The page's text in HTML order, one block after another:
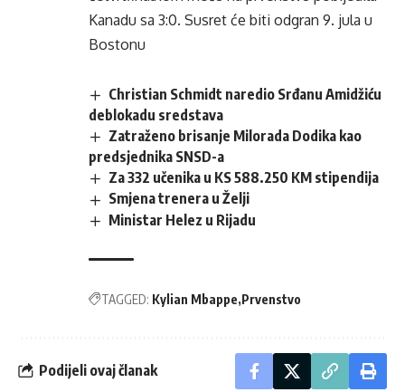
Kanadu sa 3:0. Susret će biti odgran 9. jula u
Bostonu
Christian Schmidt naredio Srđanu Amidžiću
deblokadu sredstava
Zatraženo brisanje Milorada Dodika kao
predsjednika SNSD-a
Za 332 učenika u KS 588.250 KM stipendija
Smjena trenera u Želji
Ministar Helez u Rijadu
TAGGED: Kylian Mbappe Prvenstvo
Podijeli ovaj članak